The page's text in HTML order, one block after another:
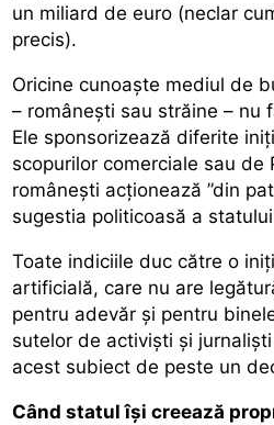
un miliard de euro (neclar
precis).
Oricine cunoaște mediul de
– românești sau străine – nu
Ele sponsorizează diferite
scopurilor comerciale sau de
românești acționează ”din
sugestia politicoasă a
Toate indiciile duc către o
artificială, care nu are
pentru adevăr și pentru
sutelor de activiști și
acest subiect de peste un
Când statul își creează